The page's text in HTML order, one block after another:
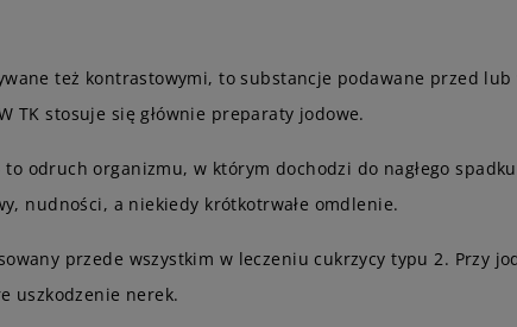
też kontrastowymi, to substancje podawane przed
TK stosuje się głównie preparaty jodowe.
to odruch organizmu, w którym dochodzi do nagłego
nudności, a niekiedy krótkotrwałe omdlenie.
przede wszystkim w leczeniu cukrzycy typu 2. Przy
uszkodzenie nerek.